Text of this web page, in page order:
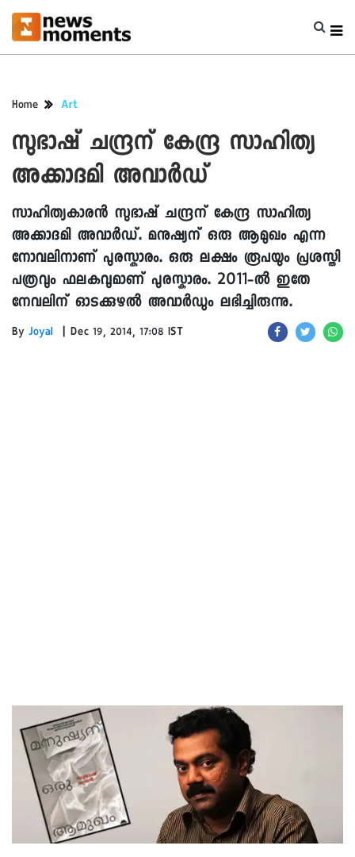
Home Art
സുഭാഷ് ചന്ദ്രന് കേന്ദ്ര സാഹിത്യ
അക്കാദമി അവാർഡ്
സാഹിത്യകാരൻ സുഭാഷ് ചന്ദ്രന് കേന്ദ്ര സാഹിത്യ
അക്കാദമി അവാർഡ്. മനുഷ്യന് ഒരു ആമുഖം എന്ന
നോവലിനാണ് പുരസ്കാരം. ഒരു ലക്ഷം രൂപയും പ്രശസ്തി
പത്രവും ഫലകവുമാണ് പുരസ്കാരം. 2011-ൽ ഇതേ
നേവലിന് ഓടക്കുഴൽ അവാർഡും ലഭിച്ചിരുന്നു.
By Joyal | Dec 19, 2014, 17:08 IST